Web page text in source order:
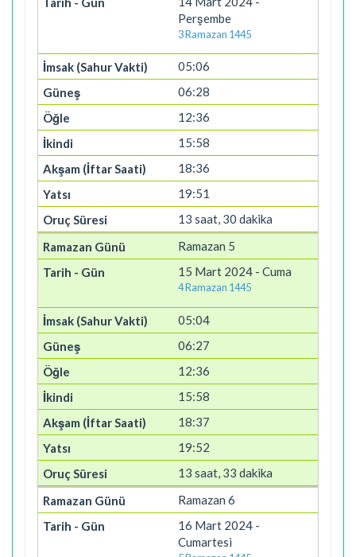
Perşembe
3 Ramazan 1445
05:06
06:28
12:36
15:58
18:36
19:51
13 saat, 30 dakika
Ramazan 5
15 Mart 2024 - Cuma
4 Ramazan 1445
05:04
06:27
12:36
15:58
18:37
19:52
13 saat, 33 dakika
Ramazan 6
16 Mart 2024 -
Cumartesi